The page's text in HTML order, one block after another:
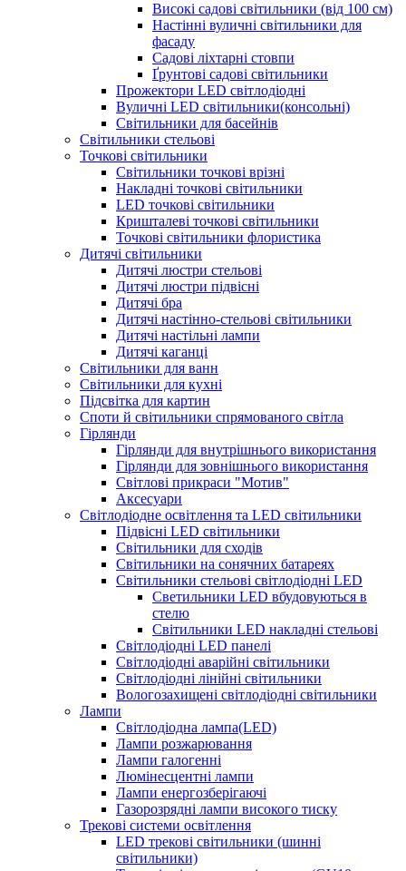
Високі садові світильники (від 100 см)
Настінні вуличні світильники для
фасаду
Садові ліхтарні стовпи
Ґрунтові садові світильники
Прожектори LED світлодіодні
Вуличні LED світильники(консольні)
Світильники для басейнів
Світильники стельові
Точкові світильники
Світильники точкові врізні
Накладні точкові світильники
LED точкові світильники
Кришталеві точкові світильники
Точкові світильники флористика
Дитячі світильники
Дитячі люстри стельові
Дитячі люстри підвісні
Дитячі бра
Дитячі настінно-стельові світильники
Дитячі настільні лампи
Дитячі каганці
Світильники для ванн
Світильники для кухні
Підсвітка для картин
Споти й світильники спрямованого світла
Гірлянди
Гірлянди для внутрішнього використання
Гірлянди для зовнішнього використання
Світлові прикраси "Мотив"
Аксесуари
Світлодіодне освітлення та LED світильники
Підвісні LED світильники
Світильники для сходів
Світильники на сонячних батареях
Світильники стельові світлодіодні LED
Cветильники LED вбудовуються в
стелю
Світильники LED накладні стельові
Світлодіодні LED панелі
Світлодіодні аварійні світильники
Світлодіодні лінійні світильники
Вологозахищені світлодіодні світильники
Лампи
Світлодіодна лампа(LED)
Лампи розжарювання
Лампи галогенні
Люмінесцентні лампи
Лампи енергозберігаючі
Газорозрядні лампи високого тиску
Трекові системи освітлення
LED трекові світильники (шинні
світильники)